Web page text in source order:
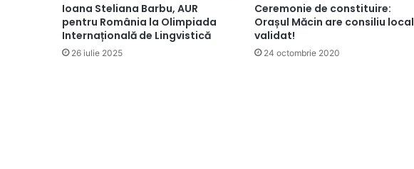
Ioana Steliana Barbu, AUR
pentru România la Olimpiada
Internațională de Lingvistică
26 iulie 2025
Ceremonie de constituire:
Orașul Măcin are consiliu local
validat!
24 octombrie 2020